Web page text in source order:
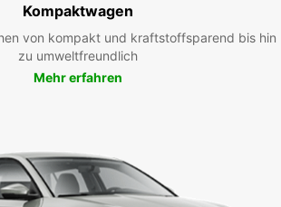
Kompaktwagen
von kompakt und kraftstoffsparend bis hin
zu umweltfreundlich
Mehr erfahren